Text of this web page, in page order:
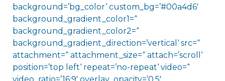
background=’bg_color‘ custom_bg=’#00a4d6′
background_gradient_color1=“
background_gradient_color2=“
background_gradient_direction=’vertical‘ src=“
attachment=“ attachment_size=“ attach=’scroll‘
position=’top left‘ repeat=’no-repeat‘ video=“